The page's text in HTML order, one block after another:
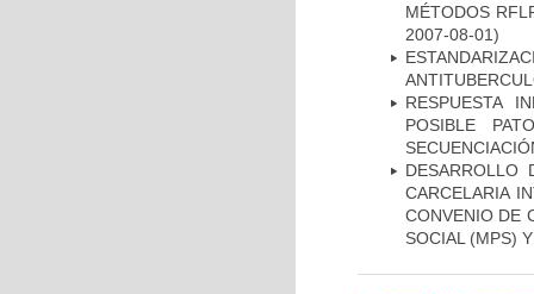
MÉTODOS
2007-08-01)
RESPUESTA
POSIBLE
CARCELARIA
CONVENIO DE
SOCIAL (MPS)